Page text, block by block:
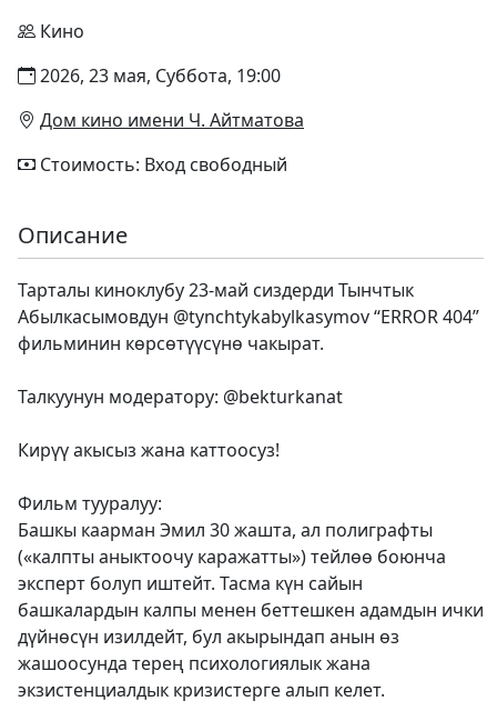
Кино
2026, 23 мая, Суббота, 19:00
Дом кино имени Ч. Айтматова
Стоимость: Вход свободный
Описание
Тарталы киноклубу 23-май сиздерди Тынчтык
Абылкасымовдун @tynchtykabylkasymov “ERROR 404”
фильминин көрсөтүүсүнө чакырат.
Талкуунун модератору: @bekturkanat
Кирүү акысыз жана каттоосуз!
Фильм тууралуу:
Башкы каарман Эмил 30 жашта, ал полиграфты
(«калпты аныктоочу каражатты») тейлөө боюнча
эксперт болуп иштейт. Тасма күн сайын
башкалардын калпы менен беттешкен адамдын ички
дүйнөсүн изилдейт, бул акырындап анын өз
жашоосунда терең психологиялык жана
экзистенциалдык кризистерге алып келет.